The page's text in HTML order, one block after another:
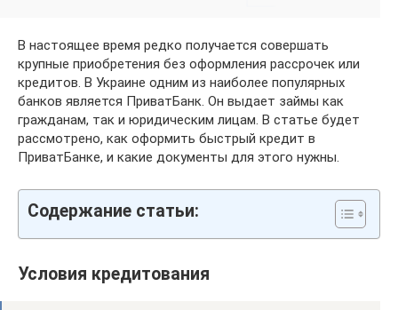
В настоящее время редко получается совершать
крупные приобретения без оформления рассрочек или
кредитов. В Украине одним из наиболее популярных
банков является ПриватБанк. Он выдает займы как
гражданам, так и юридическим лицам. В статье будет
рассмотрено, как оформить быстрый кредит в
ПриватБанке, и какие документы для этого нужны.
Содержание статьи:
Условия кредитования